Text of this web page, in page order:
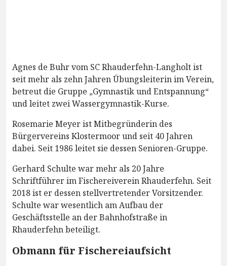
Agnes de Buhr vom SC Rhauderfehn-Langholt ist
seit mehr als zehn Jahren Übungsleiterin im Verein,
betreut die Gruppe „Gymnastik und Entspannung“
und leitet zwei Wassergymnastik-Kurse.
Rosemarie Meyer ist Mitbegründerin des
Bürgervereins Klostermoor und seit 40 Jahren
dabei. Seit 1986 leitet sie dessen Senioren-Gruppe.
Gerhard Schulte war mehr als 20 Jahre
Schriftführer im Fischereiverein Rhauderfehn. Seit
2018 ist er dessen stellvertretender Vorsitzender.
Schulte war wesentlich am Aufbau der
Geschäftsstelle an der Bahnhofstraße in
Rhauderfehn beteiligt.
Obmann für Fischereiaufsicht